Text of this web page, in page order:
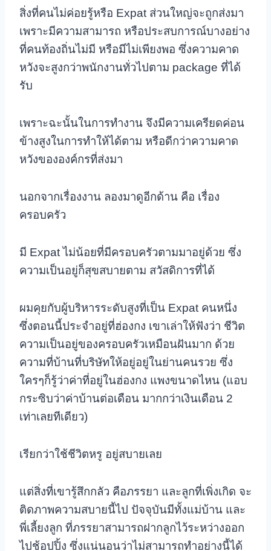
สิ่งที่คนไม่ค่อยรู้หรือ Expat ส่วนใหญ่จะถูกส่งมา
เพราะมีความสามารถ หรือประสบการณ์บางอย่าง
ที่คนท้องถิ่นไม่มี หรือมีไม่เพียงพอ ซึ่งความคาด
หวังจะสูงกว่าพนักงานทั่วไปตาม package ที่ได้
รับ
เพราะฉะนั้นในการทำงาน จึงมีความเครียดค่อน
ข้างสูงในการทำให้ได้ตาม หรือดีกว่าความคาด
หวังขององค์กรที่ส่งมา
นอกจากเรื่องงาน ลองมาดูอีกด้าน คือ เรื่อง
ครอบครัว
มี Expat ไม่น้อยที่มีครอบครัวตามมาอยู่ด้วย ซึ่ง
ความเป็นอยู่ก็สุขสบายตาม สวัสดิการที่ได้
ผมคุยกับผู้บริหารระดับสูงที่เป็น Expat คนหนึ่ง
ซึ่งตอนนี้ประจำอยู่ที่ฮ่องกง เขาเล่าให้ฟังว่า ชีวิต
ความเป็นอยู่ของครอบครัวเหมือนฝันมาก ด้วย
ความที่บ้านที่บริษัทให้อยู่อยู่ในย่านคนรวย ซึ่ง
ใครๆก็รู้ว่าค่าที่อยู่ในฮ่องกง แพงขนาดไหน (แอบ
กระซิบว่าค่าบ้านต่อเดือน มากกว่าเงินเดือน 2
เท่าเลยทีเดียว)
เรียกว่าใช้ชีวิตหรู อยู่สบายเลย
แต่สิ่งที่เขารู้สึกกลัว คือภรรยา และลูกที่เพิ่งเกิด จะ
ติดภาพความสบายนี้ไป ปัจจุบันมีทั้งแม่บ้าน และ
พี่เลี้ยงลูก ที่ภรรยาสามารถฝากลูกไว้ระหว่างออก
ไปช้อปปิ้ง ซึ่งแน่นอนว่าไม่สามารถทำอย่างนี้ได้